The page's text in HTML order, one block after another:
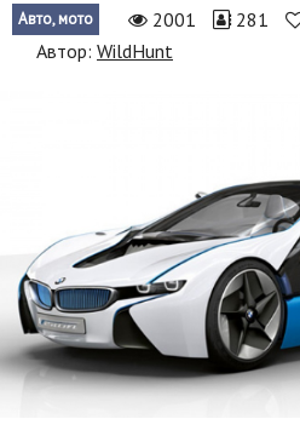
Происшествия
Политика
Образование
В мире
Культура
Авто, мото 2001 281
Автор: WildHunt